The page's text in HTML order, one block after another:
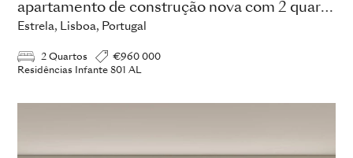
apartamento de construção nova com 2 quartos
Estrela, Lisboa, Portugal
2 Quartos
€960 000
Residências Infante 801 AL